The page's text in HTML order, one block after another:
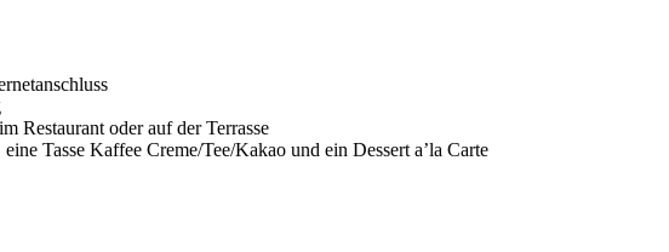
Restaurant oder auf der Terrasse
Tasse Kaffee Creme/Tee/Kakao und ein Dessert a’la Carte